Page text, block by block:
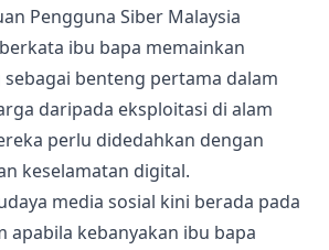
Pengguna Siber Malaysia
berkata ibu bapa memainkan
benteng pertama dalam
daripada eksploitasi di alam
perlu didedahkan dengan
keselamatan digital.
media sosial kini berada pada
apabila kebanyakan ibu bapa